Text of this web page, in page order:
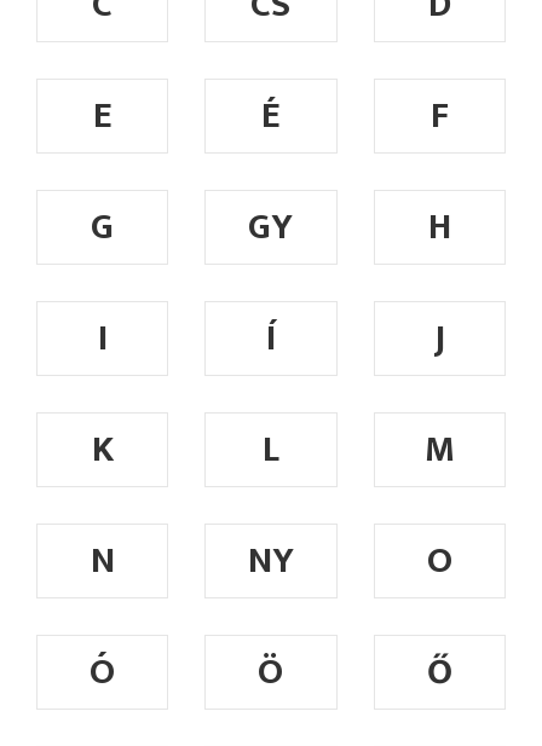
E
É
F
G
GY
H
I
Í
J
K
L
M
N
NY
O
Ó
Ö
Ő